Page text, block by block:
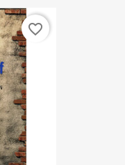
favorite_border